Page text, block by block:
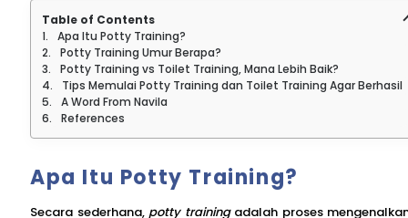
Table of Contents
Apa Itu Potty Training?
Potty Training Umur Berapa?
Potty Training vs Toilet Training, Mana Lebih Baik?
Tips Memulai Potty Training dan Toilet Training Agar Berhasil
A Word From Navila
References
Apa Itu Potty Training?
Secara sederhana,potty training adalah proses